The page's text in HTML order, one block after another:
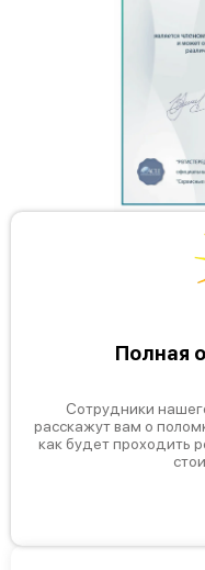
Полная
Сотрудники
расскажут вам о
как будет проходить